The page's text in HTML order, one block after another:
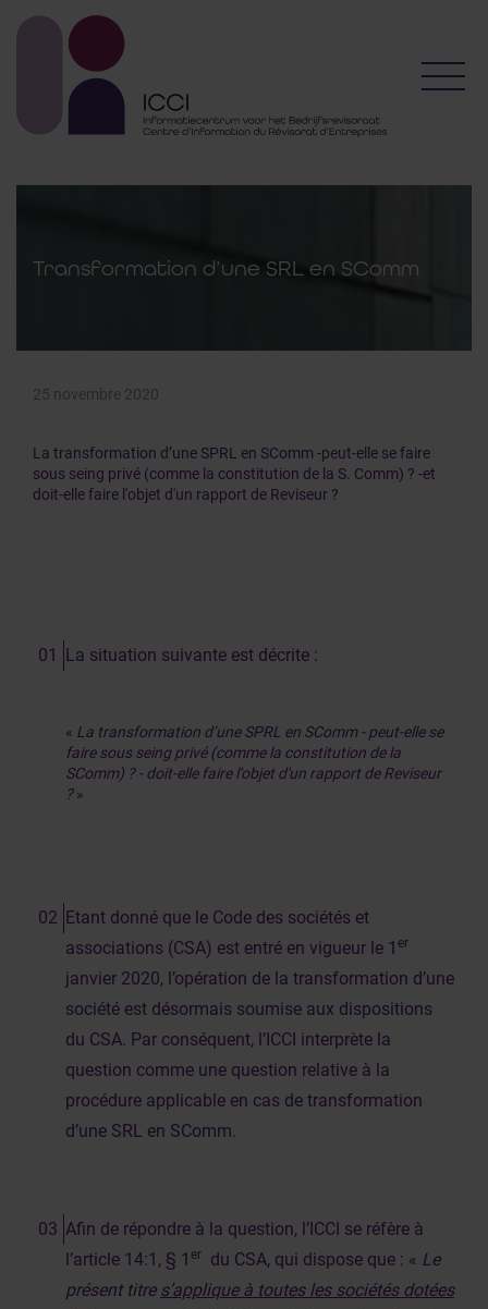
Transformation d’une SRL en SComm
25 novembre 2020
La transformation d’une SPRL en SComm -peut-elle se faire
sous seing privé (comme la constitution de la S. Comm) ? -et
doit-elle faire l'objet d'un rapport de Reviseur ?
La situation suivante est décrite :
« La transformation d’une SPRL en SComm - peut-elle se
faire sous seing privé (comme la constitution de la
SComm) ? - doit-elle faire l'objet d'un rapport de Reviseur
?»
Etant donné que le Code des sociétés et
associations (CSA) est entré en vigueur le 1 er
janvier 2020, l’opération de la transformation d’une
société est désormais soumise aux dispositions
du CSA. Par conséquent, l’ICCI interprète la
question comme une question relative à la
procédure applicable en cas de transformation
d’une SRL en SComm.
Afin de répondre à la question, l’ICCI se réfère à
l’article 14:1, § 1 er du CSA, qui dispose que : « Le
présent titre s’applique à toutes les sociétés dotées